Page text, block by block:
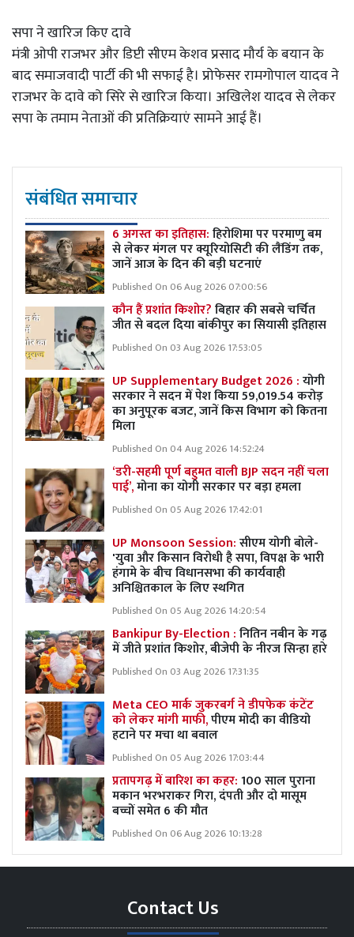
सपा ने खारिज किए दावे
मंत्री ओपी राजभर और डिप्टी सीएम केशव प्रसाद मौर्य के बयान के
बाद समाजवादी पार्टी की भी सफाई है। प्रोफेसर रामगोपाल यादव ने
राजभर के दावे को सिरे से खारिज किया। अखिलेश यादव से लेकर
सपा के तमाम नेताओं की प्रतिक्रियाएं सामने आई हैं।
संबंधित समाचार
6 अगस्त का इतिहास:हिरोशिमा पर परमाणु बम
से लेकर मंगल पर क्यूरियोसिटी की लैंडिंग तक,
जानें आज के दिन की बड़ी घटनाएं
Published On 06 Aug 2026 07:00:56
कौन हैं प्रशांत किशोर?बिहार की सबसे चर्चित
जीत से बदल दिया बांकीपुर का सियासी इतिहास
Published On 03 Aug 2026 17:53:05
UP Supplementary Budget 2026 :योगी
सरकार ने सदन में पेश किया 59,019.54 करोड़
का अनुपूरक बजट, जानें किस विभाग को कितना
मिला
Published On 04 Aug 2026 14:52:24
‘डरी-सहमी पूर्ण बहुमत वाली BJP सदन नहीं चला
पाई’,मोना का योगी सरकार पर बड़ा हमला
Published On 05 Aug 2026 17:42:01
UP Monsoon Session:सीएम योगी बोले-
'युवा और किसान विरोधी है सपा, विपक्ष के भारी
हंगामे के बीच विधानसभा की कार्यवाही
अनिश्चितकाल के लिए स्थगित
Published On 05 Aug 2026 14:20:54
Bankipur By-Election :नितिन नबीन के गढ़
में जीते प्रशांत किशोर, बीजेपी के नीरज सिन्हा हारे
Published On 03 Aug 2026 17:31:35
Meta CEO मार्क जुकरबर्ग ने डीपफेक कंटेंट
को लेकर मांगी माफी,पीएम मोदी का वीडियो
हटाने पर मचा था बवाल
Published On 05 Aug 2026 17:03:44
प्रतापगढ़ में बारिश का कहर:100 साल पुराना
मकान भरभराकर गिरा, दंपती और दो मासूम
बच्चों समेत 6 की मौत
Published On 06 Aug 2026 10:13:28
Contact Us